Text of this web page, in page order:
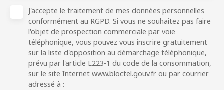
J'accepte le traitement de mes données personnelles
conformément au RGPD. Si vous ne souhaitez pas faire
l'objet de prospection commerciale par voie
téléphonique, vous pouvez vous inscrire gratuitement
sur la liste d'opposition au démarchage téléphonique,
prévu par l'article L223-1 du code de la consommation,
sur le site Internet www.bloctel.gouv.fr ou par courrier
adressé à :